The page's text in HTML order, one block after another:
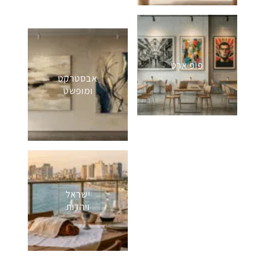
אבסטרקט
ומופשט
ישראל
ויהדות
פופ ארט